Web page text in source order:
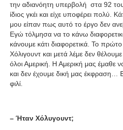
την αδιανόητη υπερβολή στα 92
ίδιος γκέι και είχε υποφέρει πολύ.
μου είπαν πως αυτό το έργο δεν
Εγώ τόλμησα να το κάνω
κάνουμε κάτι διαφορετικά. Το πρώτο
Χόλιγουντ και μετά λέμε δεν
όλοι Αμερική. Η Αμερική μας έμαθε
και δεν έχουμε δική μας
φιλί.
– Ήταν Χόλυγουντ;